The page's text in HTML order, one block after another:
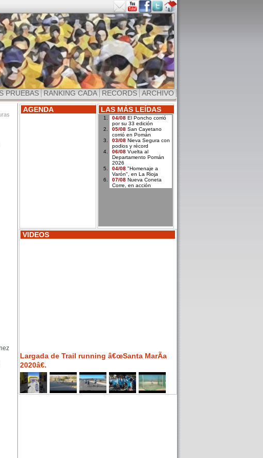
PRUEBAS RANKING CADA RECORDS ARCHIVO
AGENDA LAS MÁS LEÍDAS
04/08 El Poncho corrió
por su 33 edición
05/08 San Cayetano
corrió en Pomán
03/08 Nieva Segura con
podios y récord
06/08 Vuelta al
Departamento Pomán
2026
04/08 "Homenaje a
Varón", en La Rioja
07/08 Nueva Coneta
Corre, en acción
VIDEOS
Largada de Trail running â€œSanta MarÃ­a
2020â€.